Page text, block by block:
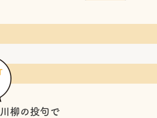
川柳の投句で